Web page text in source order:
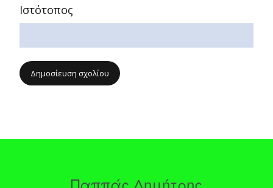
Ιστότοπος